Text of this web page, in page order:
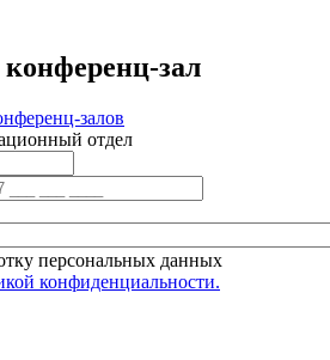
конференц-зал
залов
отдел
персональных данных
конфиденциальности.